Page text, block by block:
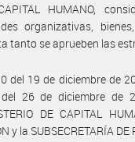
HUMANO,
organizativas,
tanto se aprueben las
del 19 de diciembre de
26 de diciembre de
DE CAPITAL
y la SUBSECRETARÍA